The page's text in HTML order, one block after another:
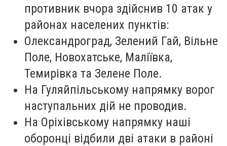
противник вчора здійснив 10 атак у
районах населених пунктів:
Олександроград, Зелений Гай, Вільне
Поле, Новохатське, Маліївка,
Темирівка та Зелене Поле.
На Гуляйпільському напрямку ворог
наступальних дій не проводив.
На Оріхівському напрямку наші
оборонці відбили дві атаки в районі